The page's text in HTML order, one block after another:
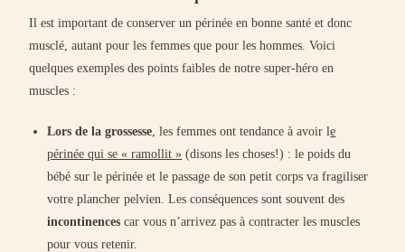
Il est important de conserver un périnée en bonne santé et donc
musclé, autant pour les femmes que pour les hommes. Voici
quelques exemples des points faibles de notre super-héro en
muscles :
Lors de la grossesse , les femmes ont tendance à avoir le
périnée qui se « ramollit » (disons les choses!) : le poids du
bébé sur le périnée et le passage de son petit corps va fragiliser
votre plancher pelvien. Les conséquences sont souvent des
incontinences car vous n’arrivez pas à contracter les muscles
pour vous retenir.